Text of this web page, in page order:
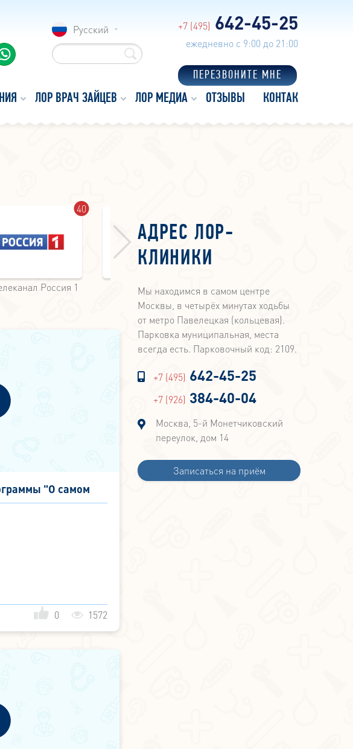
Русский +7 (495) 642-45-25
ежедневно с 9:00 до 21:00
ПЕРЕЗВОНИТЕ МНЕ
ЛОР ВРАЧ ЗАЙЦЕВ ЛОР МЕДИА ОТЗЫВЫ КОНТАКТЫ
40
Россия 1 Телеканал НТВ Телеканал ТВЦ
"О самом
февраля 2020
0 1572
АДРЕС ЛОР-
КЛИНИКИ
Мы находимся в самом центре
Москвы, в четырёх минутах ходьбы
от метро Павелецкая (кольцевая).
Парковка муниципальная, места
всегда есть. Парковочный код: 2109.
+7 (495) 642-45-25
+7 (926) 384-40-04
Москва, 5-й Монетчиковский
переулок, дом 14
Записаться на приём